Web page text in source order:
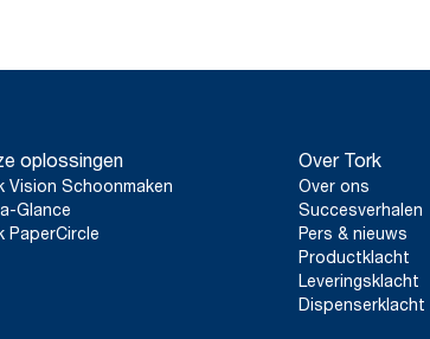
oplossingen
Vision Schoonmaken
Glance
PaperCircle
Over Tork
Over ons
Succesverhalen
Pers & nieuws
Productklacht
Leveringsklacht
Dispenserklacht